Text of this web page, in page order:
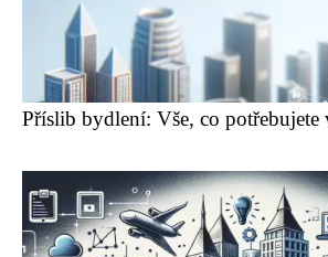
Příslib bydlení: Vše, co potřebujete